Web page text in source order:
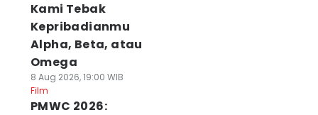
Kami Tebak
Kepribadianmu
Alpha, Beta, atau
Omega
8 Aug 2026, 19:00 WIB
Film
PMWC 2026: